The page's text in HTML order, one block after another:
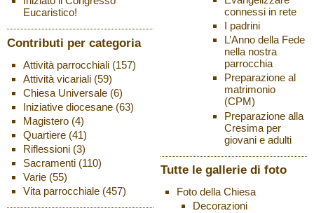
Eucaristico!
Contributi per categoria
Attività parrocchiali(157)
Attività vicariali(59)
Chiesa Universale(6)
Iniziative diocesane(63)
Magistero(4)
Quartiere(41)
Riflessioni(3)
Sacramenti(110)
Varie(55)
Vita parrocchiale(457)
connessi in rete
I padrini
L’Anno della Fede
nella nostra
parrocchia
Preparazione al
matrimonio
(CPM)
Preparazione alla
Cresima per
giovani e adulti
Tutte le gallerie di foto
Foto della Chiesa
Decorazioni